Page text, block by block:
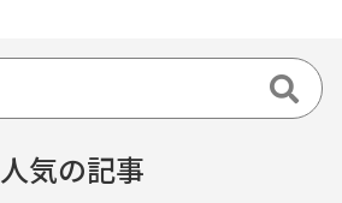
人気の記事